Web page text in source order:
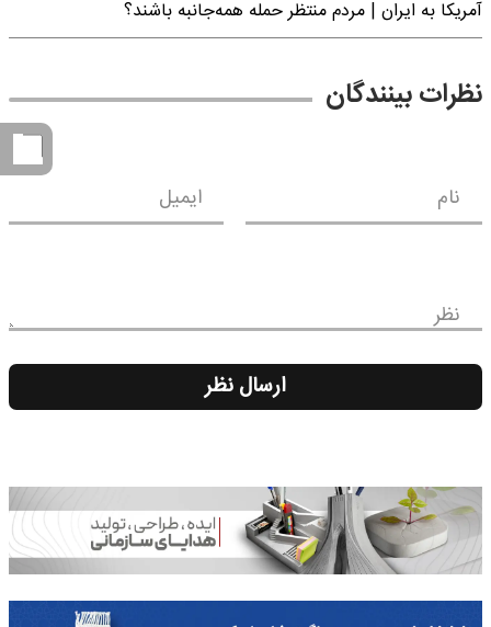
آمریکا به ایران | مردم منتظر حمله همه‌جانبه باشند؟
نظرات بینندگان
نام ایمیل
نظر
ارسال نظر